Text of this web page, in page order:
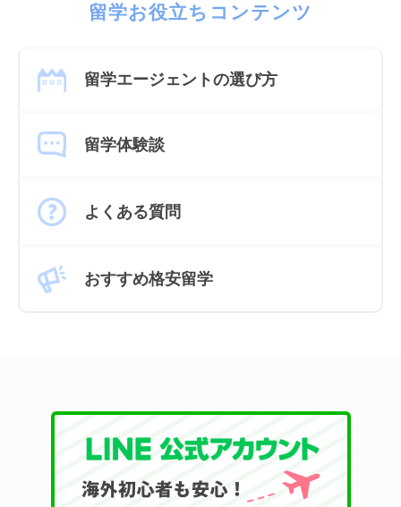
留学お役立ちコンテンツ
留学エージェントの選び方
留学体験談
よくある質問
おすすめ格安留学